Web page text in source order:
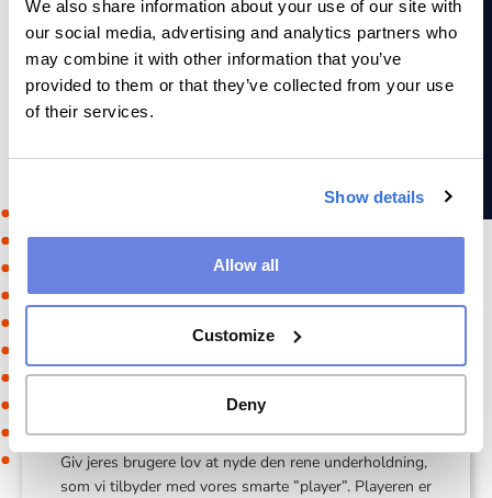
We also share information about your use of our site with
our social media, advertising and analytics partners who
may combine it with other information that you’ve
provided to them or that they’ve collected from your use
of their services.
Show details
Allow all
Customize
Deny
HVORFOR BRAINTAINMENT
Hvorfor vælge os?
sørger for, at vi engagerer publikum. Spillet inviterer
Simpelt og ligetil
Giv jeres brugere lov at nyde den rene underholdning,
som vi tilbyder med vores smarte ”player”. Playeren er